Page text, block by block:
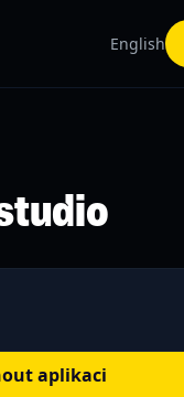
English
aplikaci